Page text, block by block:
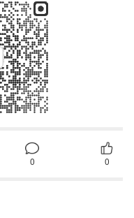
0 0